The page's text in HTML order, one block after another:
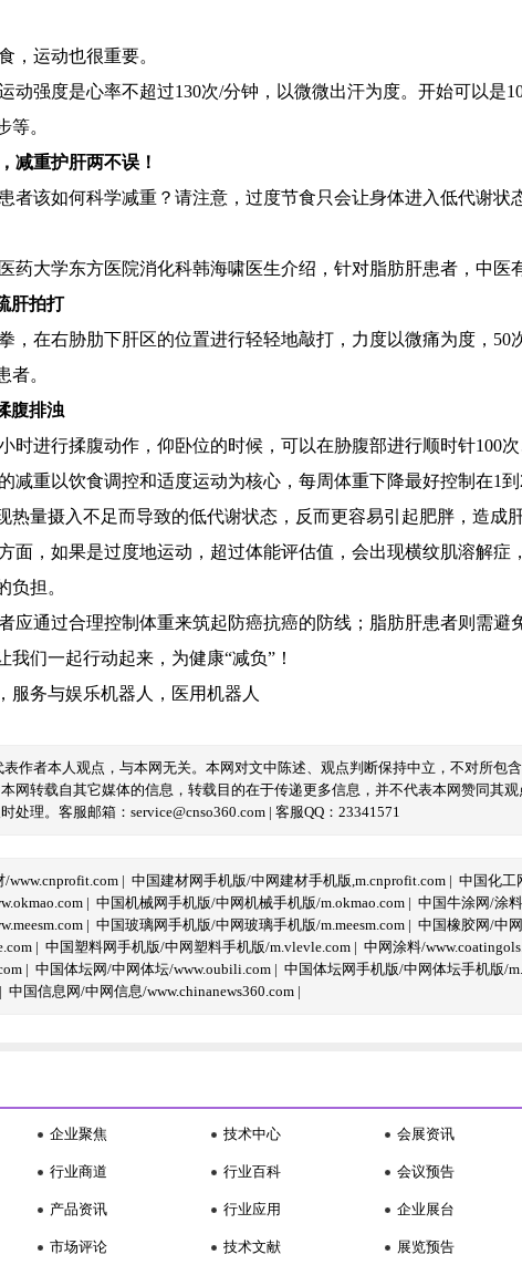
运动也很重要。
强度是心率不超过130次/分钟，以微微出汗为度。开始可以是
等。
减重护肝两不误！
该如何科学减重？请注意，过度节食只会让身体进入低代谢状
大学东方医院消化科韩海啸医生介绍，针对脂肪肝患者，中医
肝拍打
在右胁肋下肝区的位置进行轻轻地敲打，力度以微痛为度，50
者。
腹排浊
进行揉腹动作，仰卧位的时候，可以在胁腹部进行顺时针100次
重以饮食调控和适度运动为核心，每周体重下降最好控制在1
热量摄入不足而导致的低代谢状态，反而更容易引起肥胖，造成
，如果是过度地运动，超过体能评估值，会出现横纹肌溶解症
负担。
通过合理控制体重来筑起防癌抗癌的防线；脂肪肝患者则需避
我们一起行动起来，为健康“减负”！
， 服务与娱乐机器人 ， 医用机器人
表作者本人观点，与本网无关。本网对文中陈述、观点判断保持中立，不对所
网转载自其它媒体的信息，转载目的在于传递更多信息，并不代表本网赞同其
处理。客服邮箱：service@cnso360.com | 客服QQ：23341571
www.cnprofit.com | 中国建材网手机版/中网建材手机版,m.cnprofit.com | 中国化工
| 中国机械网手机版/中网机械手机版/m.okmao.com | 中国牛涂网/涂
| 中国玻璃网手机版/中网玻璃手机版/m.meesm.com | 中国橡胶网/中
| 中国塑料网手机版/中网塑料手机版/m.vlevle.com | 中网涂料/
| 中国体坛网/中网体坛/www.oubili.com | 中国体坛网手机版/中网体坛手机版/
| 中国信息网/中网信息/www.chinanews360.com |
企业聚焦
行业商道
产品资讯
市场评论
技术中心
行业百科
行业应用
技术文献
会展资讯
会议预告
企业展台
展览预告